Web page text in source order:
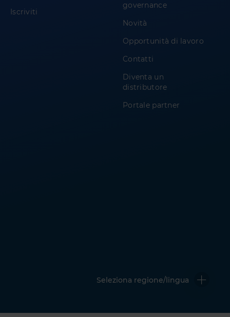
Iscriviti
governance
Novità
Opportunità di lavoro
Contatti
Diventa un
distributore
Portale partner
Seleziona regione/lingua